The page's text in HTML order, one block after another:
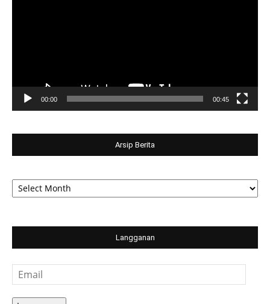
00:00 00:45
Arsip Berita
Arsip
Berita
Langganan
Email